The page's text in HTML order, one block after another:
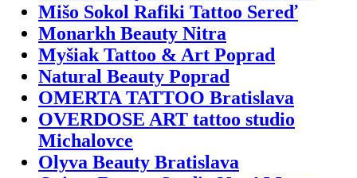
Mišo Sokol Rafiki Tattoo Sereď
Monarkh Beauty Nitra
Myšiak Tattoo & Art Poprad
Natural Beauty Poprad
OMERTA TATTOO Bratislava
OVERDOSE ART tattoo studio
Michalovce
Olyva Beauty Bratislava